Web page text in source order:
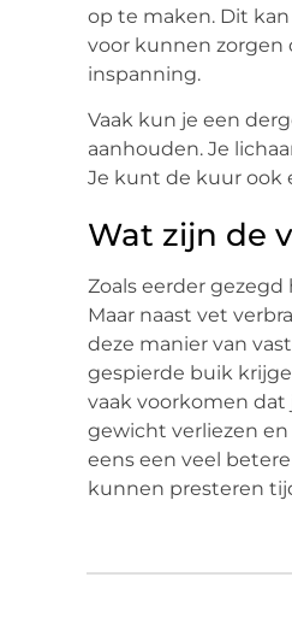
op te maken. Dit
voor kunnen zorgen
inspanning.
Vaak kun je een
aanhouden. Je
Je kunt de kuur ook
Wat zijn de
Zoals eerder
Maar naast vet
deze manier van
gespierde buik
vaak voorkomen dat
gewicht verliezen
eens een veel
kunnen presteren